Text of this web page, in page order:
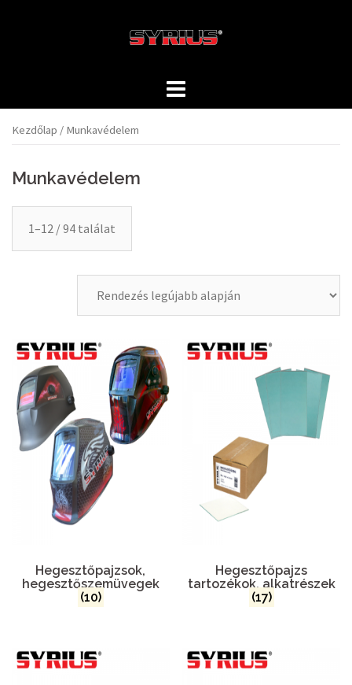
Kezdőlap / Munkavédelem
Munkavédelem
1–12 / 94 találat
Hegesztőpajzsok,
hegesztőszemüvegek
(10)
Hegesztőpajzs
tartozékok, alkatrészek
(17)